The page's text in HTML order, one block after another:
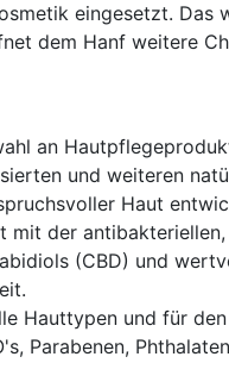
eingesetzt. Das
dem Hanf weitere
an
und weiteren
Haut
der
(CBD) und
Hauttypen und für
Parabenen,